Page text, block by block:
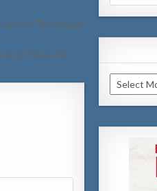
y Tecnologia
di Piedra Plat →
for:
Archivo